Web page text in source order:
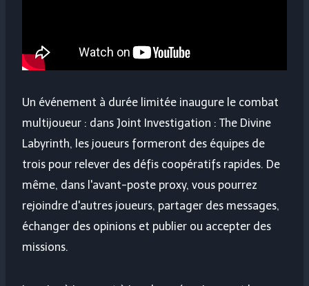
Un événement à durée limitée inaugure le combat
multijoueur : dans Joint Investigation : The Divine
Labyrinth, les joueurs formeront des équipes de
trois pour relever des défis coopératifs rapides. De
même, dans l'avant-poste proxy, vous pourrez
rejoindre d'autres joueurs, partager des messages,
échanger des opinions et publier ou accepter des
missions.